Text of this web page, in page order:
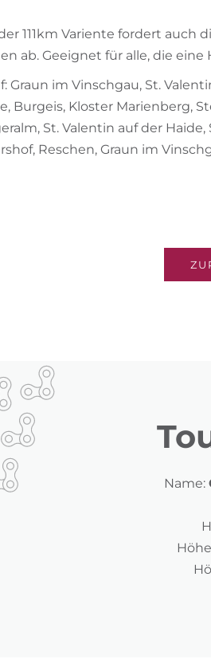
111km Variente fordert auch
ab. Geeignet für alle, die eine
Graun im Vinschgau, St.
Burgeis, Kloster Marienberg,
St. Valentin auf der
Reschen, Graun im
Name: